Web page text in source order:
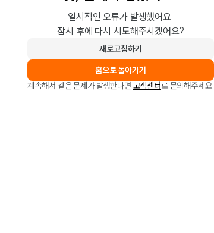
일시적인 오류가 발생했어요.
잠시 후에 다시 시도해주시겠어요?
새로고침하기
홈으로 돌아가기
계속해서 같은 문제가 발생한다면 고객센터로 문의해주세요.